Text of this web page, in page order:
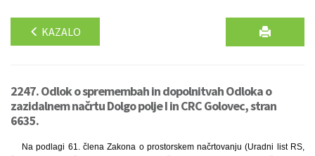
KAZALO
2247. Odlok o spremembah in dopolnitvah Odloka o
zazidalnem načrtu Dolgo polje I in CRC Golovec, stran
6635.
Na podlagi 61. člena Zakona o prostorskem načrtovanju (Uradni list RS,